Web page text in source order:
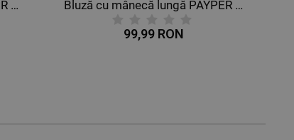
Bluză cu mânecă lungă PAYPER LIVING CAMUFLAJ Bluză cu mânecă lungă PAYPER MISTRAL+ ALBASTRU MARIN
99,99 RON